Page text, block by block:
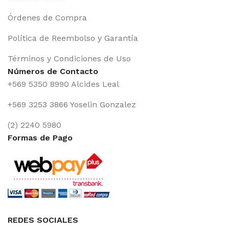
Órdenes de Compra
Política de Reembolso y Garantía
Términos y Condiciones de Uso
Números de Contacto
+569 5350 8990 Alcides Leal
+569 3253 3866 Yoselin Gonzalez
(2) 2240 5980
Formas de Pago
REDES SOCIALES